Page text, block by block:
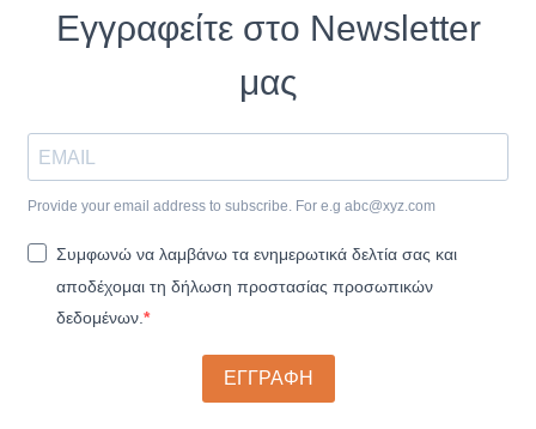
Εγγραφείτε στο Newsletter
μας
Provide your email address to subscribe. For e.g abc@xyz.com
Συμφωνώ να λαμβάνω τα ενημερωτικά δελτία σας και
αποδέχομαι τη δήλωση προστασίας προσωπικών
δεδομένων.
ΕΓΓΡΑΦΗ